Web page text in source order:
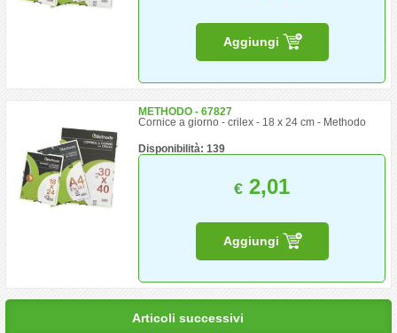
Aggiungi
METHODO - 67827
Cornice a giorno - crilex - 18 x 24 cm - Methodo
Disponibilità: 139
€ 2,01
Aggiungi
Articoli successivi